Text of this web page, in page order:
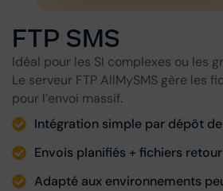
FTP SMS
Idéal pour les SI complexes ou les
Le serveur FTP AllMySMS gère les
pour l’envoi massif.
Intégration simple par dépôt
Envois planifiés + fichiers
Adapté aux environnements